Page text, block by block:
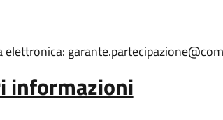
elettronica:
informazioni